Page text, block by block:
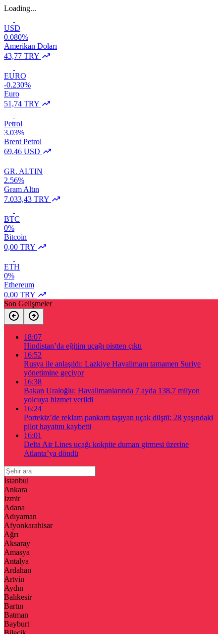
Loading...
USD
0.080%
Amerikan Doları
43,77 TRY
EURO
-0.230%
Euro
51,74 TRY
Petrol
3.03%
Brent Petrol
69,46 USD
GR. ALTIN
2.56%
Gram Altın
7.033,43 TRY
BTC
0%
Bitcoin
0,00 TRY
ETH
0%
Ethereum
0,00 TRY
Son Gelişmeler
18:07
Hindistan’da eğitim uçağı pistten çıktı
16:52
Rusya ile anlaşıldı: Lazkiye Havalimanı tamamen Suriye
yönetimine geçiyor
16:38
Bakan Uraloğlu: Havalimanlarında 7 ayda 138,7 milyon
yolcuya hizmet verildi
16:24
Portekiz’de reklam pankartı taşıyan uçak düştü: 28 yaşındaki
pilot hayatını kaybetti
16:01
Delta Air Lines uçağı kokpite duman girmesi üzerine
Atlanta’ya döndü
İstanbul
Ankara
İzmir
Adana
Adıyaman
Afyonkarahisar
Ağrı
Aksaray
Amasya
Antalya
Ardahan
Artvin
Aydın
Balıkesir
Bartın
Batman
Bayburt